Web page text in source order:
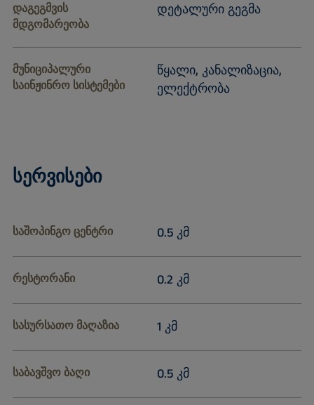
დაგეგმვის
მდგომარეობა
დეტალური გეგმა
მუნიციპალური
საინჟინრო სისტემები
წყალი, კანალიზაცია,
ელექტრობა
სერვისები
საშოპინგო ცენტრი 0.5 კმ
რესტორანი 0.2 კმ
სასურსათო მაღაზია 1 კმ
საბავშვო ბაღი 0.5 კმ